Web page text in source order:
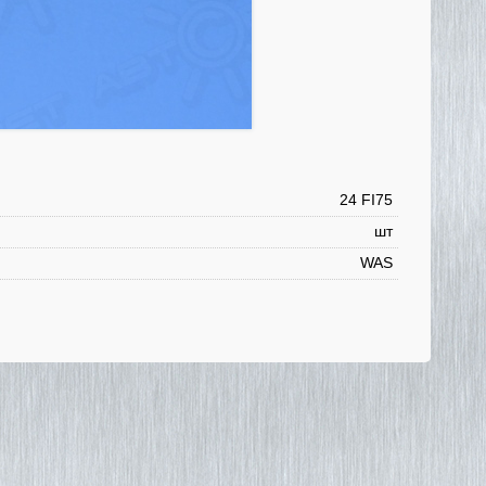
24 FI75
шт
WAS